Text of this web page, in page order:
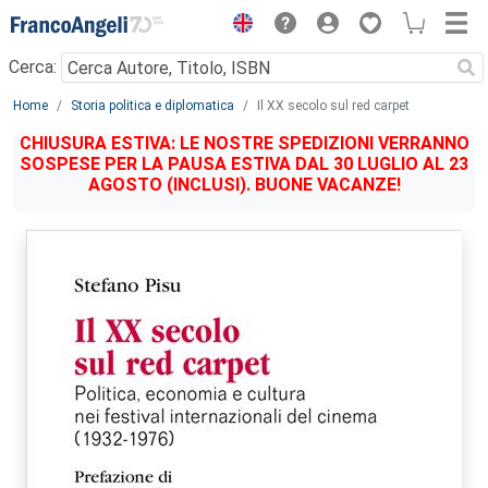
Menu
Cerca:
Main content
Home Storia politica e diplomatica Il XX secolo sul red carpet
CHIUSURA ESTIVA: LE NOSTRE SPEDIZIONI VERRANNO
SOSPESE PER LA PAUSA ESTIVA DAL 30 LUGLIO AL 23
AGOSTO (INCLUSI). BUONE VACANZE!